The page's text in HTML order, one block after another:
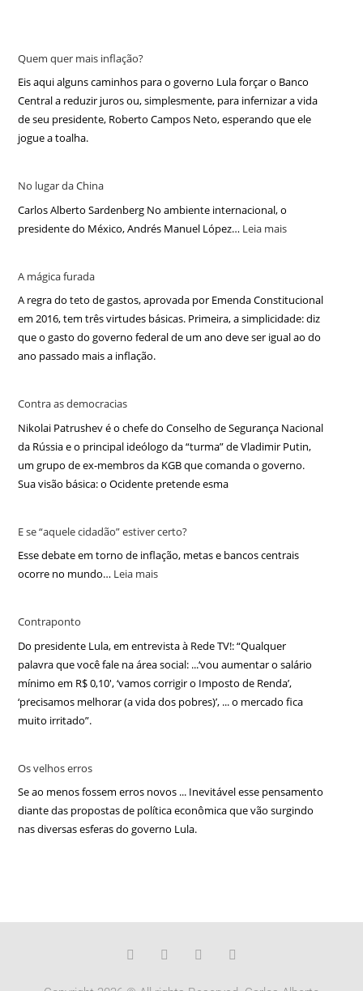
Quem quer mais inflação?
Eis aqui alguns caminhos para o governo Lula forçar o Banco
Central a reduzir juros ou, simplesmente, para infernizar a vida
de seu presidente, Roberto Campos Neto, esperando que ele
jogue a toalha.
No lugar da China
Carlos Alberto Sardenberg No ambiente internacional, o
presidente do México, Andrés Manuel López… Leia mais
A mágica furada
A regra do teto de gastos, aprovada por Emenda Constitucional
em 2016, tem três virtudes básicas. Primeira, a simplicidade: diz
que o gasto do governo federal de um ano deve ser igual ao do
ano passado mais a inflação.
Contra as democracias
Nikolai Patrushev é o chefe do Conselho de Segurança Nacional
da Rússia e o principal ideólogo da “turma” de Vladimir Putin,
um grupo de ex-membros da KGB que comanda o governo.
Sua visão básica: o Ocidente pretende esma
E se “aquele cidadão” estiver certo?
Esse debate em torno de inflação, metas e bancos centrais
ocorre no mundo… Leia mais
Contraponto
Do presidente Lula, em entrevista à Rede TV!: “Qualquer
palavra que você fale na área social: ...‘vou aumentar o salário
mínimo em R$ 0,10′, ‘vamos corrigir o Imposto de Renda’,
‘precisamos melhorar (a vida dos pobres)’, ... o mercado fica
muito irritado”.
Os velhos erros
Se ao menos fossem erros novos ... Inevitável esse pensamento
diante das propostas de política econômica que vão surgindo
nas diversas esferas do governo Lula.